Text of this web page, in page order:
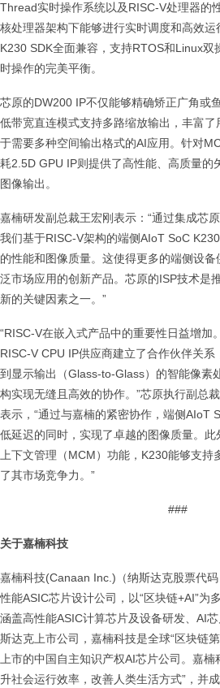
Thread实时操作系统以及RISC-V处理器的
核处理器架构下能够进行实时调度和高效
K230 SDK全面兼容，支持RTOS和Linux双
时操作的完美平衡。
芯原的DW200 IP不仅能够精确矫正广角或
低带宽直连模式支持多路缩放输出，丰富
于需要多种空间输出格式的AI应用。针对
耗2.5D GPU IP则提供了高性能、高质量的
图像输出。
嘉楠研发副总裁王宏刚表示：“通过集成芯
我们基于RISC-V架构的端侧AIoT SoC
的性能和图像质量。这使得更多的端侧设
泛市场应用的创新产品。芯原的ISP技术是
新的关键因素之一。”
“RISC-V在嵌入式产品中的重要性日益增加
RISC-V CPU IP供应商建立了合作伙伴关系
到显示输出（Glass-to-Glass）的智能像素
构实现无缝且高效的协作。”芯原执行副总
表示，“通过与嘉楠的紧密协作，端侧AIoT
低延迟的同时，实现了卓越的图像质量。
上下文管理（MCM）功能，K230能够支持
了其市场竞争力。”
###
关于嘉楠科技
嘉楠科技(Canaan Inc.)（纳斯达克股票代
性能ASIC芯片设计公司，以“区块链+AI”为
涵盖高性能ASIC计算芯片及设备研发、AI
斯达克上市公司，嘉楠科技是全球“区块链
上市的中国自主知识产权AI芯片公司。嘉楠
升社会运行效率，改善人类生活方式”，并